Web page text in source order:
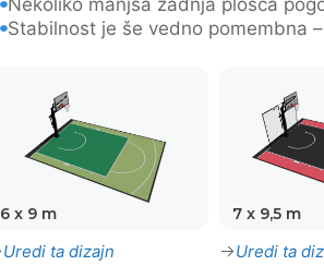
Nekoliko manjša zadnja plošča
Stabilnost je še vedno pomembna
6 x 9 m
Uredi ta dizajn
7 x 9,5 m
Uredi ta